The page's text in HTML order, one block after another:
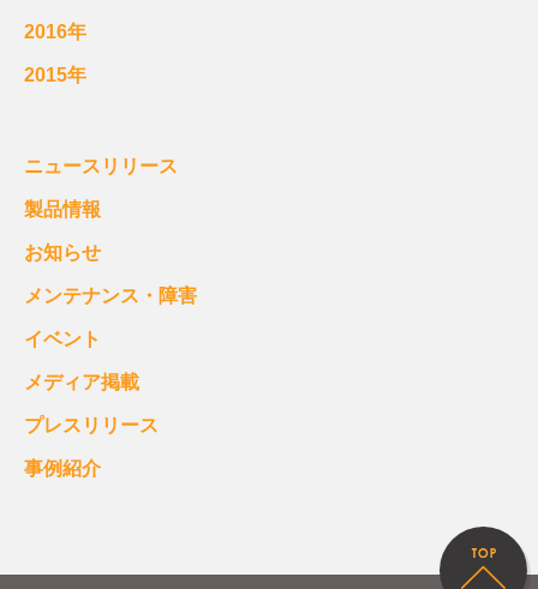
2016年
2015年
ニュースリリース
製品情報
お知らせ
メンテナンス・障害
イベント
メディア掲載
プレスリリース
事例紹介